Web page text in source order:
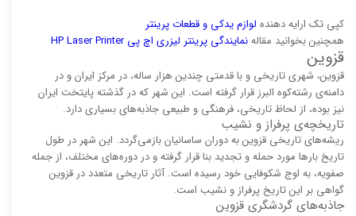
کپی تک ارایه دهنده لوازم یدکی و قطعات پرینتر
همچنین بخوانید مقالهنمایندگی پرینتر لیزری اچ پی HP Laser Printer
قزوین
قزوین، شهری تاریخی و با قدمتی چندین هزار ساله، در مرکز ایران و در
دامنه‌ی رشته‌کوه البرز قرار گرفته است. این شهر که در گذشته پایتخت ایران
نیز بوده، از لحاظ تاریخی، فرهنگی و طبیعی جاذبه‌های بسیاری دارد.
تاریخچه‌ی پرفراز و نشیب
ریشه‌های تاریخی قزوین به دوران ساسانیان بازمی‌گردد. این شهر در طول
تاریخ بارها مورد حمله و تجدید بنا قرار گرفته و در دوره‌های مختلف، از جمله
صفویه، به اوج شکوفایی خود رسیده است. آثار تاریخی متعدد در قزوین
گواهی بر این تاریخ پرفراز و نشیب است.
جاذبه‌های گردشگری قزوین